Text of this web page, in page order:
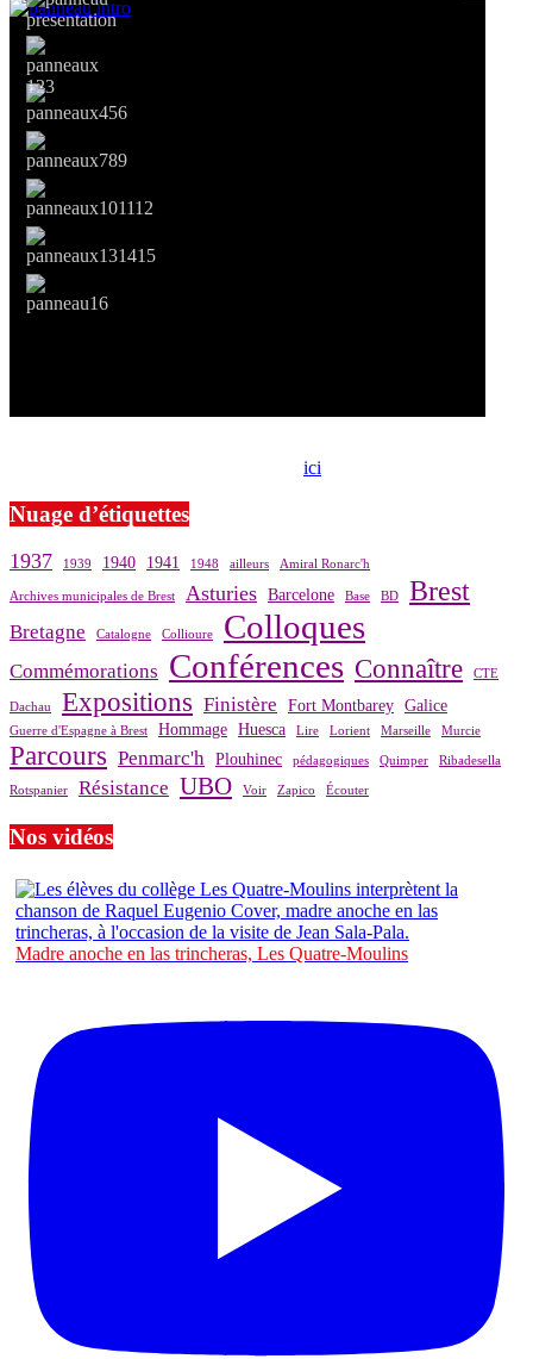
ici
Nuage d’étiquettes
1937 1939 1940 1941 1948 ailleurs Amiral Ronarc'h
Archives municipales de Brest Asturies Barcelone Base BD Brest
Bretagne Catalogne Collioure Colloques
Commémorations Conférences Connaître CTE
Dachau Expositions Finistère Fort Montbarey Galice
Guerre d'Espagne à Brest Hommage Huesca Lire Lorient Marseille Murcie
Parcours Penmarc'h Plouhinec pédagogiques Quimper Ribadesella
Rotspanier Résistance UBO Voir Zapico Écouter
Nos vidéos
Madre anoche en las trincheras, Les Quatre-Moulins